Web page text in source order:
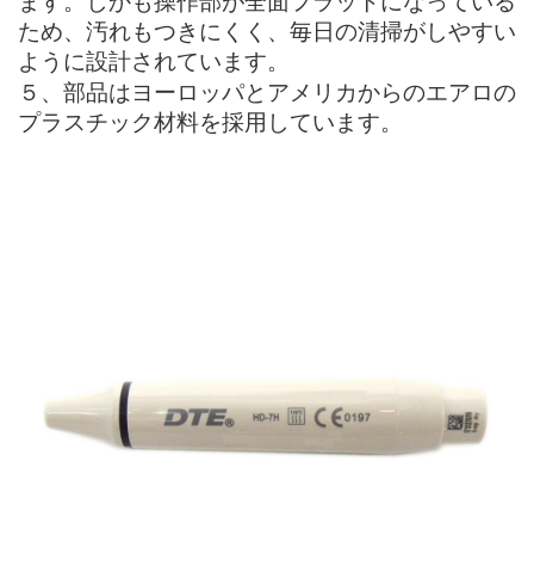
ため、汚れもつきにくく、毎日の清掃がしやすい
ように設計されています。
５、 部品はヨーロッパとアメリカからのエアロの
プラスチック材料を採用しています。